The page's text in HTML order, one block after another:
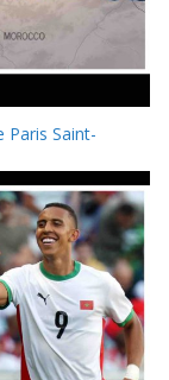
Paris Saint-